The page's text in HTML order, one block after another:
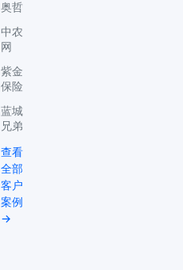
奥哲
中农
网
紫金
保险
蓝城
兄弟
查看
全部
客户
案例
→